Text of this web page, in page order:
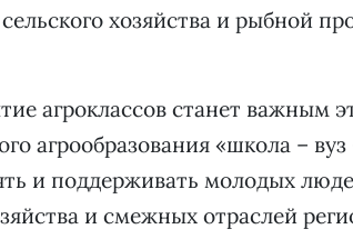
хозяйства и рыбной
агроклассов станет важным
агрообразования «школа –
и поддерживать молодых
и смежных отраслей